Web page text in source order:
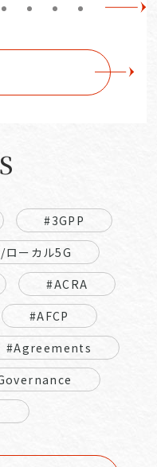
#3GPP
ローカル5G
#ACRA
#AFCP
#Agreements